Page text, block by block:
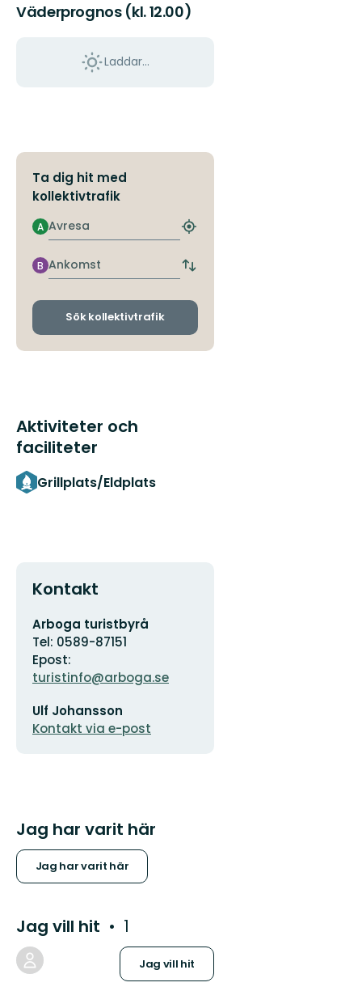
Väderprognos (kl. 12.00)
Laddar...
Ta dig hit med
kollektivtrafik
Avresa
A
Hitta
hållplats
Ankomst
B
Byt
och
Sök kollektivtrafik
Aktiviteter och
faciliteter
Grillplats/Eldplats
Kontakt
Adress
Arboga turistbyrå
Tel: 0589-87151
Epost:
turistinfo@arboga.se
postadress
Ulf Johansson
Kontakt via e-post
Jag har varit här
Jag har varit här
Jag vill hit 1
Jag vill hit